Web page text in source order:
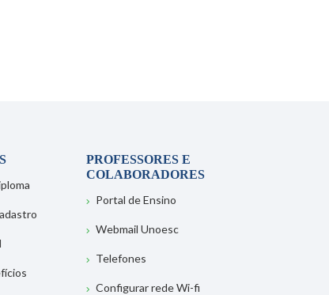
PROFESSORES E
COLABORADORES
Portal de Ensino
Webmail Unoesc
Telefones
Configurar rede Wi-fi